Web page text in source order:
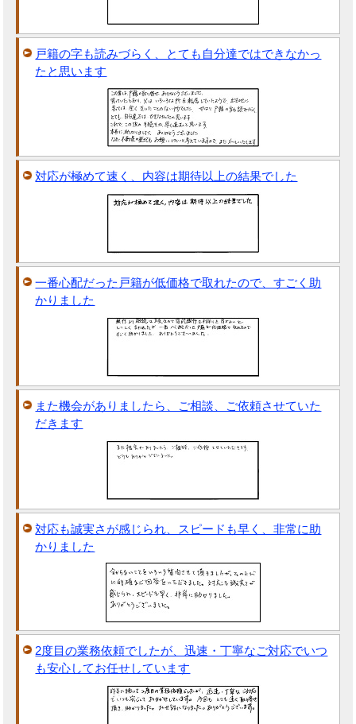
戸籍の字も読みづらく、とても自分達ではできなかっ
たと思います
対応が極めて速く、内容は期待以上の結果でした
一番心配だった戸籍が低価格で取れたので、すごく助
かりました
また機会がありましたら、ご相談、ご依頼させていた
だきます
対応も誠実さが感じられ、スピードも早く、非常に助
かりました
2度目の業務依頼でしたが、迅速・丁寧なご対応でいつ
も安心してお任せしています